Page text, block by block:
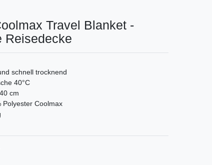
Travel Blanket -
Reisedecke
schnell trocknend
40°C
cm
Polyester Coolmax